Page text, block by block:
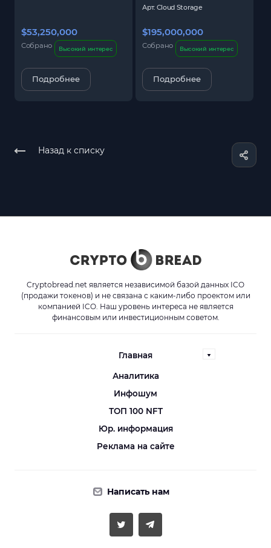
$53,250,000
Собрано Высокий интерес
Подробнее
Арт. Cloud Storage
$195,000,000
Собрано Высокий интерес
Подробнее
Назад к списку
Cryptobread.net является независимой базой данных ICO
(продажи токенов) и не связана с каким-либо проектом или
компанией ICO. Наш уровень интереса не является
финансовым или инвестиционным советом.
Главная
Аналитика
Инфошум
ТОП 100 NFT
Юр. информация
Реклама на сайте
Написать нам